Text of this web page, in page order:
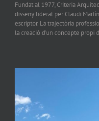
Fundat al 1977, Criteria
disseny liderat per Claudi
escriptor. La trajectòria
la creació d’un concepte propi